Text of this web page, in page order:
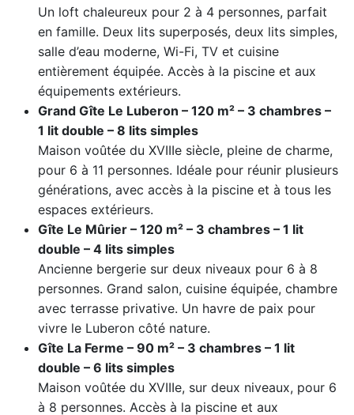
Un loft chaleureux pour 2 à 4 personnes, parfait
en famille. Deux lits superposés, deux lits simples,
salle d’eau moderne, Wi-Fi, TV et cuisine
entièrement équipée. Accès à la piscine et aux
équipements extérieurs.
Grand Gîte Le Luberon – 120 m² – 3 chambres –
1 lit double – 8 lits simples
Maison voûtée du XVIIIe siècle, pleine de charme,
pour 6 à 11 personnes. Idéale pour réunir plusieurs
générations, avec accès à la piscine et à tous les
espaces extérieurs.
Gîte Le Mûrier – 120 m² – 3 chambres – 1 lit
double – 4 lits simples
Ancienne bergerie sur deux niveaux pour 6 à 8
personnes. Grand salon, cuisine équipée, chambre
avec terrasse privative. Un havre de paix pour
vivre le Luberon côté nature.
Gîte La Ferme – 90 m² – 3 chambres – 1 lit
double – 6 lits simples
Maison voûtée du XVIIIe, sur deux niveaux, pour 6
à 8 personnes. Accès à la piscine et aux